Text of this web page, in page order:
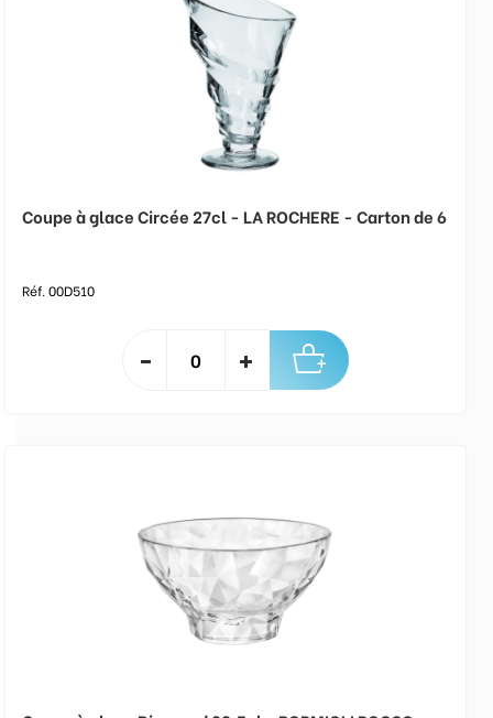
Coupe à glace Circée 27cl - LA ROCHERE - Carton de 6
Réf. 00D510